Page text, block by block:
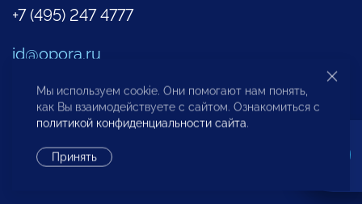
+7 (495) 247 4777
id@opora.ru
127473, г. Москва, 2-й Самотечный пер., д.7.
Региональные отделения
Представители за рубежом
Мы используем cookie. Они помогают нам понять,
как Вы взаимодействуете с сайтом. Ознакомиться с
политикой конфиденциальности сайта.
Принять